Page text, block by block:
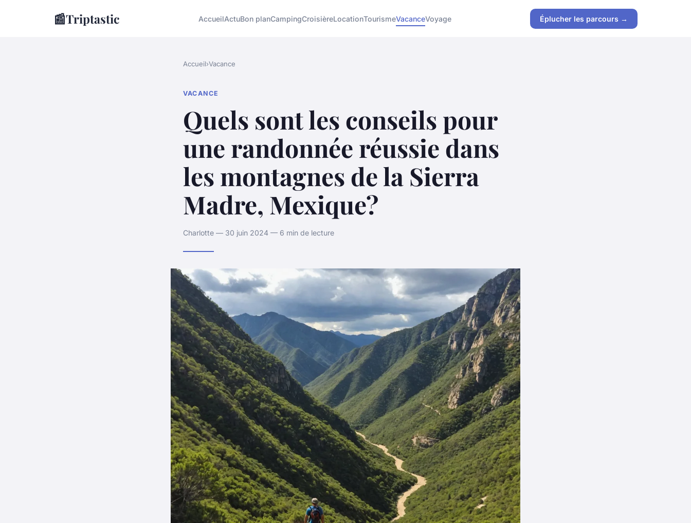
📰Triptastic AccueilActuBon planCampingCroisièreLocationTourismeVacanceVoyage Éplucher les parcours →
Accueil›Vacance
VACANCE
Quels sont les conseils pour
une randonnée réussie dans
les montagnes de la Sierra
Madre, Mexique?
Charlotte — 30 juin 2024 — 6 min de lecture